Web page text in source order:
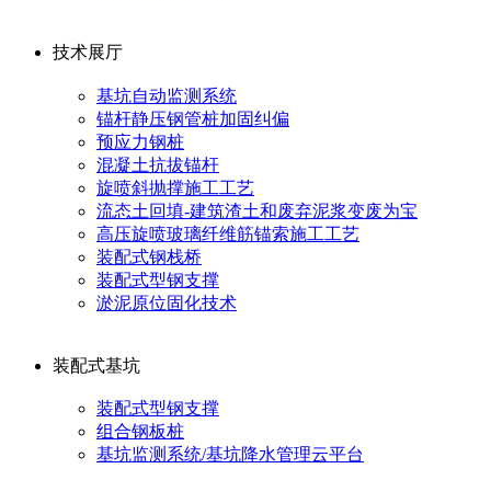
技术展厅
基坑自动监测系统
锚杆静压钢管桩加固纠偏
预应力钢桩
混凝土抗拔锚杆
旋喷斜抛撑施工工艺
流态土回填-建筑渣土和废弃泥浆变废为宝
高压旋喷玻璃纤维筋锚索施工工艺
装配式钢栈桥
装配式型钢支撑
淤泥原位固化技术
装配式基坑
装配式型钢支撑
组合钢板桩
基坑监测系统/基坑降水管理云平台